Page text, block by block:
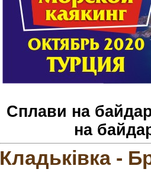
Сплави на
на
Кладьківка -